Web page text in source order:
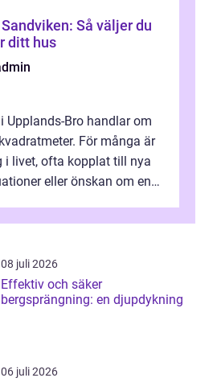
Så väljer du
ditt hus
Upplands-Bro handlar om
För många är
i livet, ofta kopplat till nya
eller önskan om en
08 juli 2026
Effektiv och säker
bergsprängning: en djupdykning
06 juli 2026